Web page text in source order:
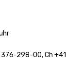
376-298-00, Ch